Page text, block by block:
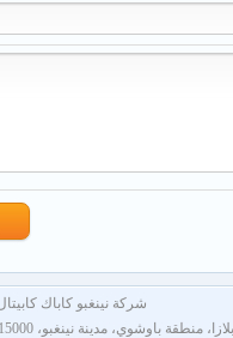
شركة نينغبو كاباك
إضافة: 704-9، YINTIAN بلازا، منطقة باوشوي، مدينة نينغبو، 315000، جمهورية الصين الشعبية